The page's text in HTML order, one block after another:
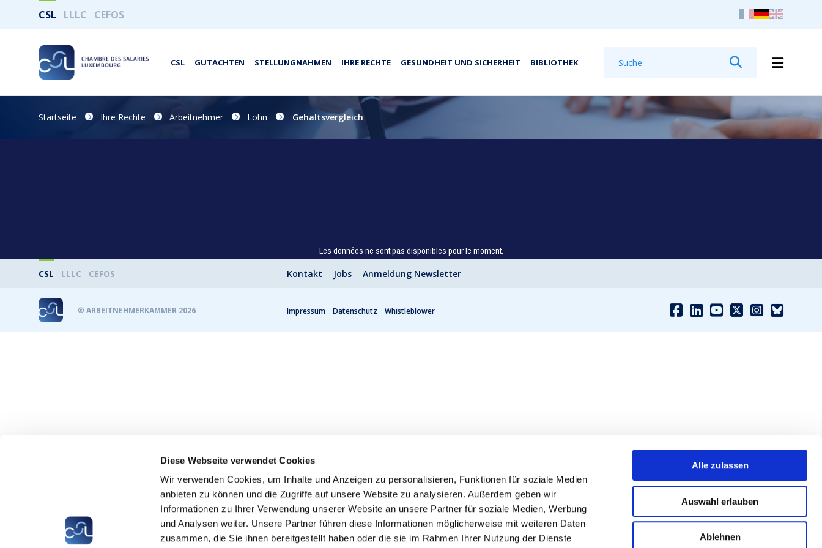
Diese Webseite verwendet Cookies
Wir verwenden Cookies, um Inhalte und Anzeigen zu personalisieren, Funktionen für soziale Medien
anbieten zu können und die Zugriffe auf unsere Website zu analysieren. Außerdem geben wir
Informationen zu Ihrer Verwendung unserer Website an unsere Partner für soziale Medien, Werbung
und Analysen weiter. Unsere Partner führen diese Informationen möglicherweise mit weiteren Daten
zusammen, die Sie ihnen bereitgestellt haben oder die sie im Rahmen Ihrer Nutzung der Dienste
Alle zulassen
Auswahl erlauben
Ablehnen
CSL LLLC CEFOS
CSL GUTACHTEN STELLUNGNAHMEN IHRE RECHTE GESUNDHEIT UND SICHERHEIT BIBLIOTHEK
Startseite Ihre Rechte Arbeitnehmer Lohn Gehaltsvergleich
Les données ne sont pas disponibles pour le moment.
CSL LLLC CEFOS Kontakt Jobs Anmeldung Newsletter
® ARBEITNEHMERKAMMER 2026 Impressum Datenschutz Whistleblower